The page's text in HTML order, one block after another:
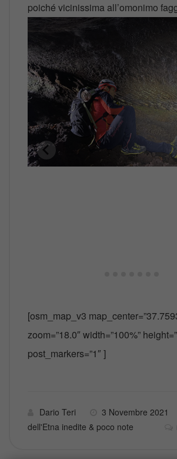
poiché vicinissima all’omonimo
[osm_map_v3
zoom=”18.0″ width=”100%”
post_markers=”1″ ]
Dario Teri 3 Novembre 2021
dell'Etna inedite & poco note